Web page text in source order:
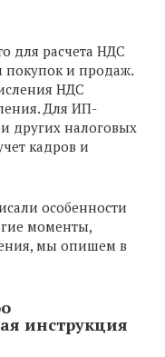
для расчета НДС
и продаж.
НДС
Для ИП-
других налоговых
кадров и
особенности
моменты,
мы опишем в
инструкция